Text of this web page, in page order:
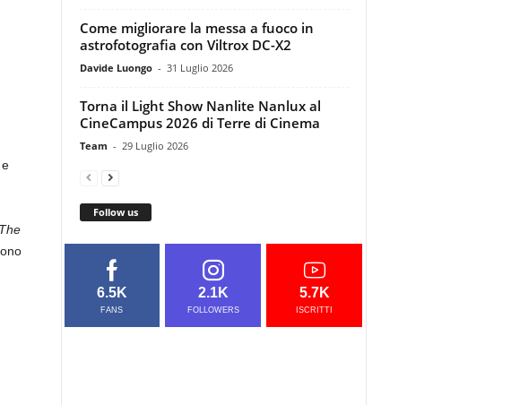
The
Come migliorare la messa a fuoco in
astrofotografia con Viltrox DC-X2
Davide Luongo - 31 Luglio 2026
Torna il Light Show Nanlite Nanlux al
CineCampus 2026 di Terre di Cinema
Team - 29 Luglio 2026
Follow us
6.5K
FANS
2.1K
FOLLOWERS
5.7K
ISCRITTI